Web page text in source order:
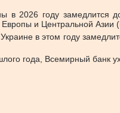
в 2026 году замедлится
и Центральной Азии
в этом году
года, Всемирный банк